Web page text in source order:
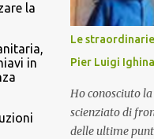
la
in
delle lacune
sono tali da far
sperimentali si
l'origine e la sua
chiarita l'origine
formazione
Le
Pier Luigi Ighina
Ho conosciuto
scienziato di
delle ultime